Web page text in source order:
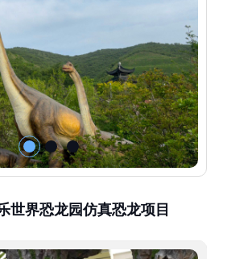
世界恐龙园仿真恐龙项目